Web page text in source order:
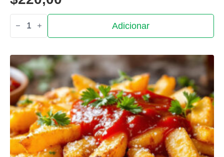
Quantidade
de
Legumes
Adicionar